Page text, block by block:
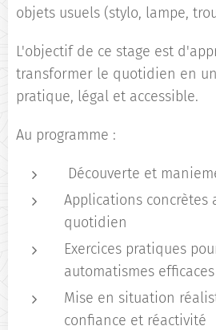
objets usuels (stylo, lampe,
L'objectif de ce stage est
transformer le quotidien en
pratique, légal et accessible.
Au programme :
Découverte et
Applications concrètes
quotidien
Exercices pratiques
automatismes efficaces
Mise en situation
confiance et réactivité